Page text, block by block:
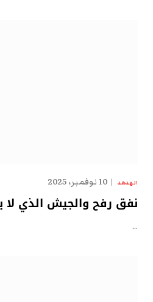
الهدهد 10 نوفمبر، 2025
نفق رفح والجيش الذي لا
…